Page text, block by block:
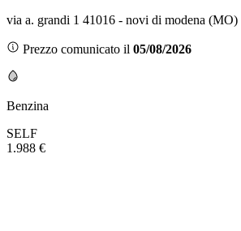
via a. grandi 1 41016 - novi di modena (MO)
Prezzo comunicato il 05/08/2026
Benzina
SELF
1.988 €